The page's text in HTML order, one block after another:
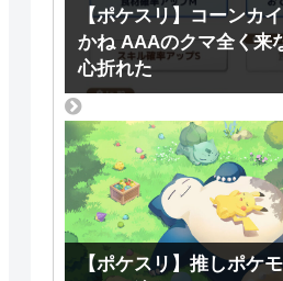
【ポケスリ】コーンカ
かね AAAのクマ全く来
心折れた
【ポケスリ】推しポケ